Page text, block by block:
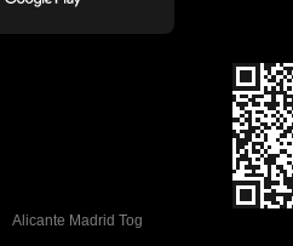
Alicante Madrid Tog